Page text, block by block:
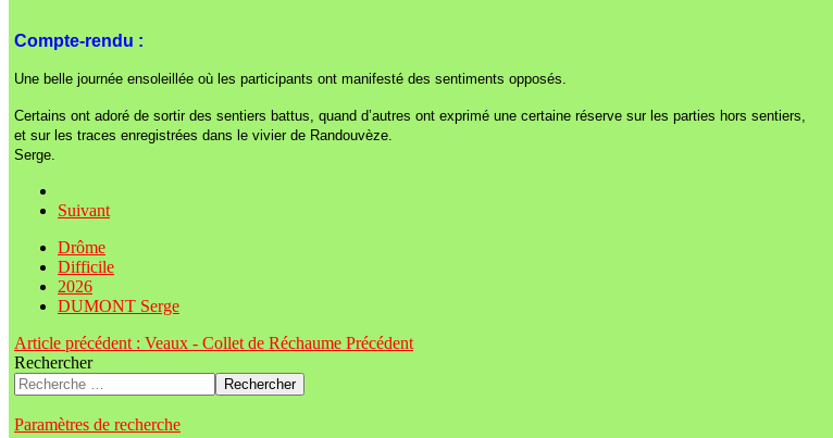
Compte-rendu :
Une belle journée ensoleillée où les participants ont manifesté des sentiments opposés.
Certains ont adoré de sortir des sentiers battus, quand d’autres ont exprimé une certaine réserve sur les parties hors sentiers,
et sur les traces enregistrées dans le vivier de Randouvèze.
Serge.
Suivant
Drôme
Difficile
2026
DUMONT Serge
Article précédent : Veaux - Collet de Réchaume Précédent
Rechercher
Rechercher
Paramètres de recherche